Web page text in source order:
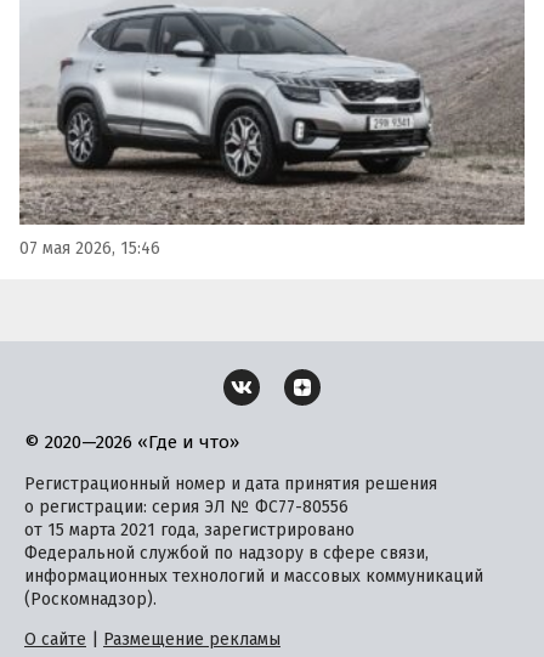
«Автоновости дня».
07 мая 2026, 15:46
© 2020—2026 «Где и что»
Регистрационный номер и дата принятия решения
о регистрации: серия ЭЛ № ФС77-80556
от 15 марта 2021 года, зарегистрировано
Федеральной службой по надзору в сфере связи,
информационных технологий и массовых коммуникаций
(Роскомнадзор).
О сайте
Размещение рекламы